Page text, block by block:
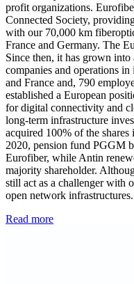
profit organizations.
Connected Society,
with our 70,000 km
France and Germany. The
Since then, it has grown
companies and operations
and France and, 790
established a European
for digital connectivity and
long-term infrastructure
acquired 100% of the
2020, pension fund PGGM
Eurofiber, while Antin
majority shareholder.
still act as a challenger with
open network infrastructures.
Read more